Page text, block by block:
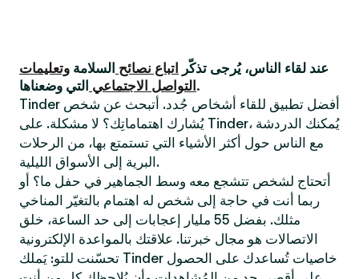
عند لقاء الناس، يُرجى تذكّر اتباع نصائح السلامة وتعليمات
التواصل الاجتماعي التي وضعناها.
Tinder أفضل تطبيق للقاء أشخاص جُدد. أتبحث عن شخص
يُشارك اهتماماتِك؟ لا مشكلة. على Tinder، يُمكنك الدردشة
مع الناس حول أكثر الأشياء التي تستمتع بها، من الرحلات
البرية إلى الأسواق الليلية.
أتحتاج لشخص تتشجع معه وسط الجماهير في حفل ما؟ أو
ربما أنت في حاجة إلى شخص له اهتمام بالتغيّر المناخي
مثلك. بفضل 55 مليار إعجابات إلى حد الساعة، خلق
الاتصالات هو مجال خبرتنا. علاقتك بالمواعدة الإلكترونية
تحسّنت للتو: يَملك Tinder خاصيات تُساعدك على الحصول